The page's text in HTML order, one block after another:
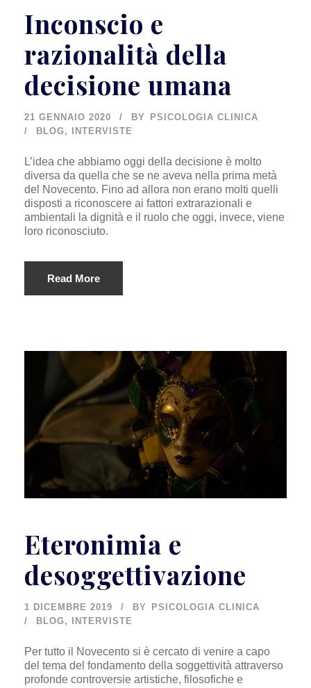
Inconscio e
razionalità della
decisione umana
21 GENNAIO 2020 BY
PSICOLOGIA CLINICA
BLOG, INTERVISTE
L’idea che abbiamo oggi della decisione è molto
diversa da quella che se ne aveva nella prima metà
del Novecento. Fino ad allora non erano molti quelli
disposti a riconoscere ai fattori extrarazionali e
ambientali la dignità e il ruolo che oggi, invece, viene
loro riconosciuto.
Read More
Eteronimia e
desoggettivazione
1 DICEMBRE 2019 BY
PSICOLOGIA CLINICA
BLOG, INTERVISTE
Per tutto il Novecento si è cercato di venire a capo
del tema del fondamento della soggettività attraverso
profonde controversie artistiche, filosofiche e